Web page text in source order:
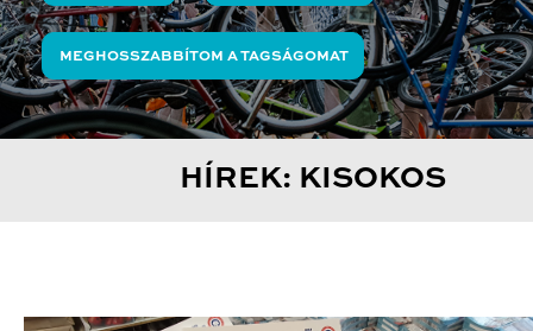
MEGHOSSZABBÍTOM A TAGSÁGOMAT
HÍREK: KISOKOS